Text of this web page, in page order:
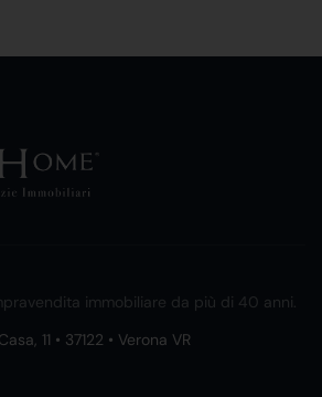
immobiliare da più di 40 anni.
11 • 37122 • Verona VR